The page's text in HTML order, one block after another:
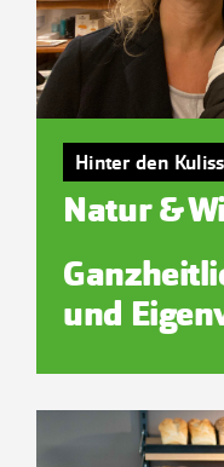
Hinter den
Natur &
und